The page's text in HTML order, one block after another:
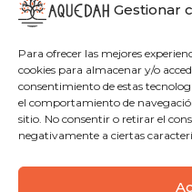
Gestionar
Para ofrecer las mejores
cookies para almacenar y/o
consentimiento de estas
el comportamiento de
sitio. No consentir o retirar el
negativamente a ciertas
Scrutatio
CONTACTO
C/ Nuestra Señora
Valencia